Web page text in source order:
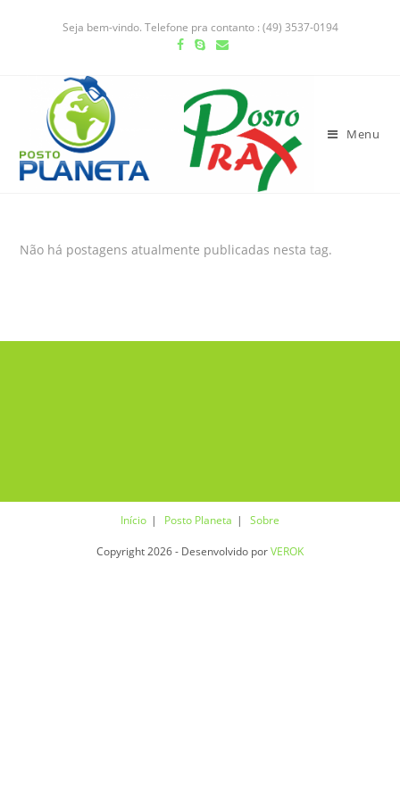
Seja bem-vindo. Telefone pra contanto : (49) 3537-0194
Menu
Não há postagens atualmente publicadas nesta tag.
Início Posto Planeta Sobre
Copyright 2026 - Desenvolvido porVEROK